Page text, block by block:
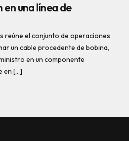
una línea de
reúne el conjunto de operaciones
un cable procedente de bobina,
en un componente
en […]